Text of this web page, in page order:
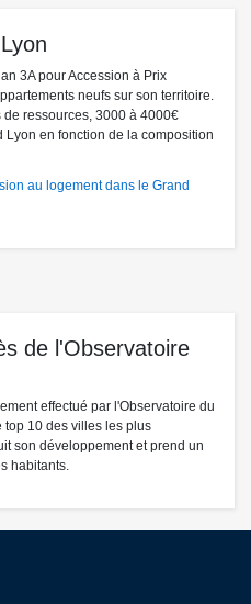
3A pour Accession à Prix
neufs sur son territoire.
ressources, 3000 à 4000€
en fonction de la composition
au logement dans le Grand
de l'Observatoire
effectué par l'Observatoire du
top 10 des villes les plus
son développement et prend un
habitants.